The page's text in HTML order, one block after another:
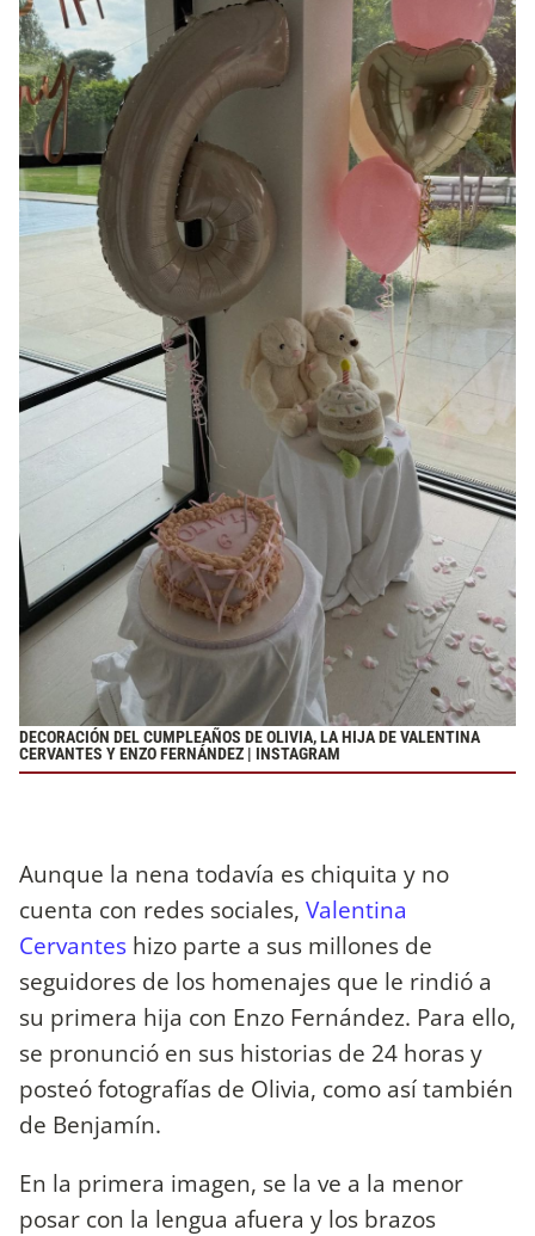
DECORACIÓN DEL CUMPLEAÑOS DE OLIVIA, LA HIJA DE VALENTINA
CERVANTES Y ENZO FERNÁNDEZ | INSTAGRAM
Aunque la nena todavía es chiquita y no
cuenta con redes sociales, Valentina
Cervantes hizo parte a sus millones de
seguidores de los homenajes que le rindió a
su primera hija con Enzo Fernández. Para ello,
se pronunció en sus historias de 24 horas y
posteó fotografías de Olivia, como así también
de Benjamín.
En la primera imagen, se la ve a la menor
posar con la lengua afuera y los brazos